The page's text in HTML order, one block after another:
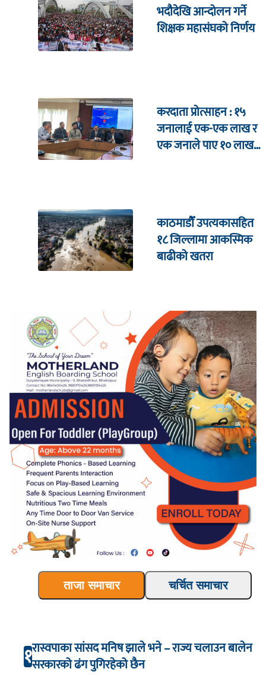
भदौदेखि आन्दोलन गर्ने
शिक्षक महासंघको निर्णय
करदाता प्रोत्साहन : १५
जनालाई एक-एक लाख र
एक जनाले पाए १० लाख
काठमाडौँ उपत्यकासहित
१८ जिल्लामा आकस्मिक
बाढीको खतरा
ताजा समाचार चर्चित समाचार
१रास्वपाका सांसद मनिष झाले भने – राज्य चलाउन बालेन
सरकारको ढंग पुगिरहेको छैन